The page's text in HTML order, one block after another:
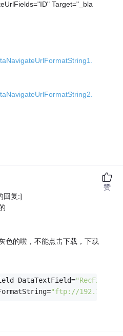
Target="_bla
回复:]
色的啦，不能点击下载，下载
DataTextField="RecFile"
"ftp://
赞